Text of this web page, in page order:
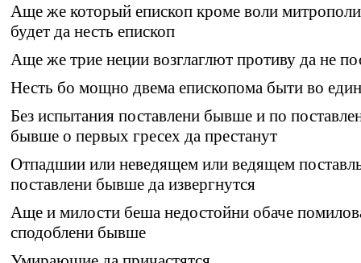
Аще же который епископ кроме воли
будет да несть епископ
Аще же трие неции возглаглют противу да не
Несть бо мощно двема епископома быти во
Без испытания поставлени бывше и по
бывше о первых гресех да престанут
Отпадшии или неведящем или ведящем
поставлени бывше да извергнутся
Аще и милости беша недостойни обаче
сподоблени бывше